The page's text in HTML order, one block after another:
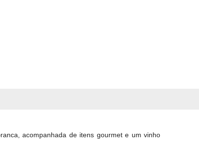
, acompanhada de itens gourmet e um vinho